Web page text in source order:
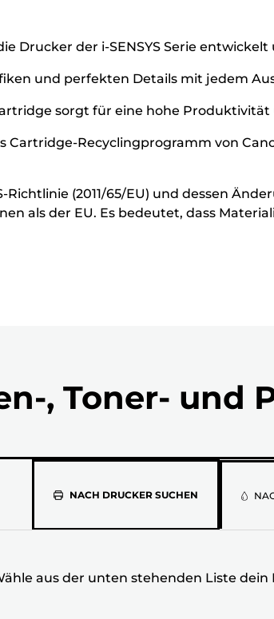
Drucker der i-SENSYS Serie
und perfekten Details mit jedem
sorgt für eine hohe
Cartridge-Recyclingprogramm von
(2011/65/EU) und dessen
als der EU. Es bedeutet, dass
, Toner- und
NACH DRUCKER SUCHEN
aus
der
aus der unten stehenden Liste dein